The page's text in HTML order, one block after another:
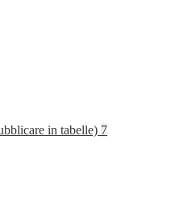
in tabelle) 7